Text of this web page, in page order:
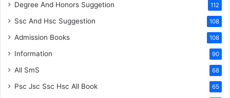
Degree And Honors Suggetion 112
Ssc And Hsc Suggestion 108
Admission Books 108
Information 90
All SmS 68
Psc Jsc Ssc Hsc All Book 65